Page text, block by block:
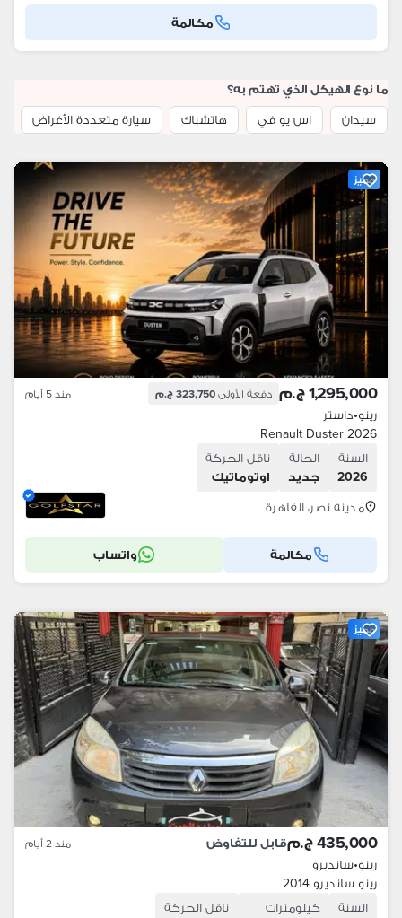
مكالمة
ما نوع الهيكل الذي تهتم به؟
سيدان
اس يو في هاتشباك سيارة متعددة الأغراض
مميز
1,295,000 ج.م دفعة الأولى 323,750 ج.م منذ 5 أيام
رينو•داستر
Renault Duster 2026
السنة
2026
الحالة
جديد
ناقل الحركة
اوتوماتيك
مدينة نصر، القاهرة
مكالمة واتساب
مميز
435,000 ج.م قابل للتفاوض منذ 2 أيام
رينو•سانديرو
رينو سانديرو 2014
السنة
كيلومترات
ناقل الحركة